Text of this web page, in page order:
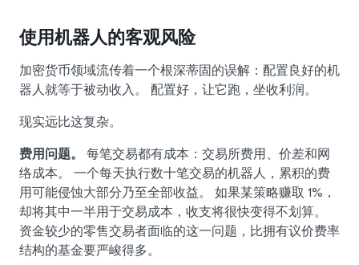
使用机器人的客观风险
加密货币领域流传着一个根深蒂固的误解：配置良好的机
器人就等于被动收入。 配置好，让它跑，坐收利润。
现实远比这复杂。
费用问题。
每笔交易都有成本：交易所费用、价差和网
络成本。 一个每天执行数十笔交易的机器人，累积的费
用可能侵蚀大部分乃至全部收益。 如果某策略赚取 1%，
却将其中一半用于交易成本，收支将很快变得不划算。
资金较少的零售交易者面临的这一问题，比拥有议价费率
结构的基金要严峻得多。